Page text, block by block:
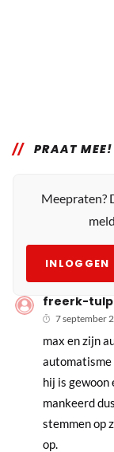
PRAAT MEE!
Meepraten?
INLOGGEN
freerk-
7 september
max en zijn
automatisme
hij is gewoon
mankeerd
stemmen op
op.